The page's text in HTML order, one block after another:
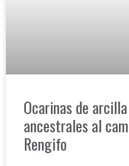
Ocarinas de
ancestrales al
Rengifo